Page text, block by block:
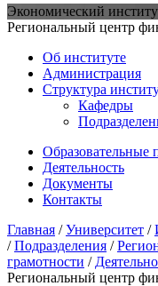
Экономический
Региональный центр
Об институте
Администрация
Структура
Кафедры
Образовательные
Деятельность
Документы
Контакты
Главная /Университет /
/Подразделения /
грамотности /
Региональный центр